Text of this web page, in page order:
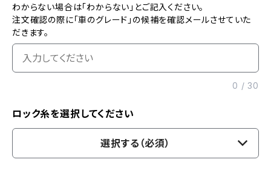
わからない場合は「わからない」とご記入ください。
注文確認の際に「車のグレード」の候補を確認メールさせていた
だきます。
0 /30
ロック糸を選択してください
選択する（必須）